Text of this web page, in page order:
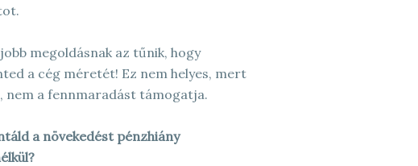
megoldásnak az tűnik, hogy
a cég méretét! Ez nem helyes, mert
nem a fennmaradást támogatja.
a növekedést pénzhiány